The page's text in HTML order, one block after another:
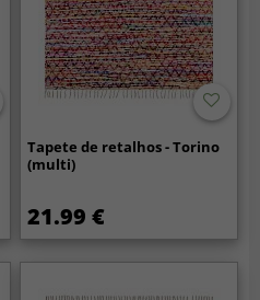
Tapete de retalhos - Torino
(multi)
21.99 €